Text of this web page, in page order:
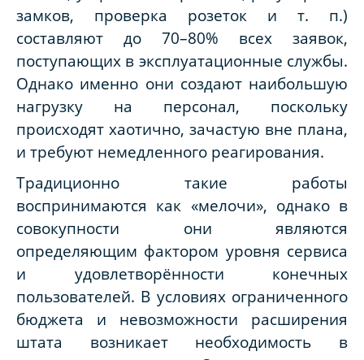
замков, проверка розеток и т. п.)
составляют до 70–80% всех заявок,
поступающих в эксплуатационные службы.
Однако именно они создают наибольшую
нагрузку на персонал, поскольку
происходят хаотично, зачастую вне плана,
и требуют немедленного реагирования.
Традиционно такие работы
воспринимаются как «мелочи», однако в
совокупности они являются
определяющим фактором уровня сервиса
и удовлетворённости конечных
пользователей. В условиях ограниченного
бюджета и невозможности расширения
штата возникает необходимость в